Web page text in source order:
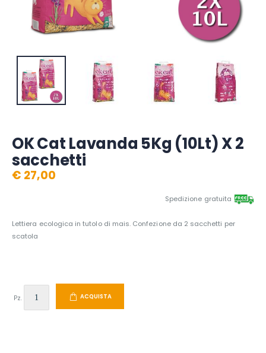
OK Cat Lavanda 5Kg (10Lt) X 2
sacchetti
€ 27,00
Spedizione gratuita
Lettiera ecologica in tutolo di mais. Confezione da 2 sacchetti per
scatola
Pz. ACQUISTA